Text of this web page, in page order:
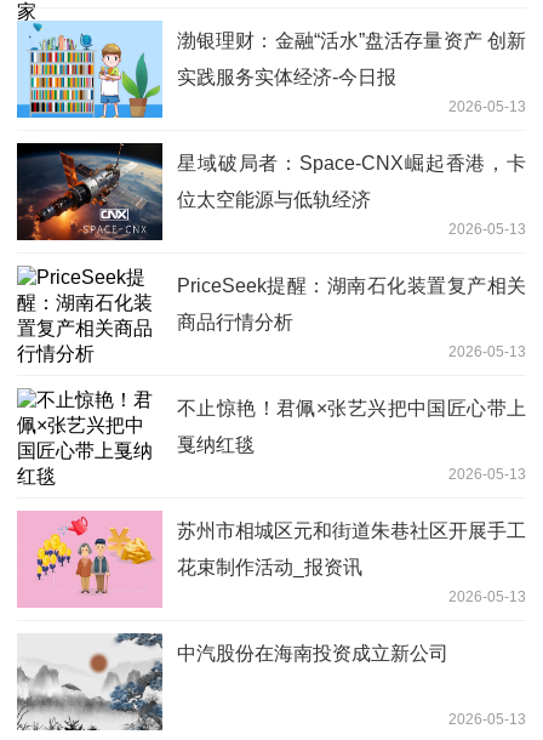
渤银理财：金融“活水”盘活存量资产 创新
实践服务实体经济-今日报
2026-05-13
星域破局者：Space-CNX崛起香港，卡
位太空能源与低轨经济
2026-05-13
PriceSeek提醒：湖南石化装置复产相关
商品行情分析
2026-05-13
不止惊艳！君佩×张艺兴把中国匠心带上
戛纳红毯
2026-05-13
苏州市相城区元和街道朱巷社区开展手工
花束制作活动_报资讯
2026-05-13
中汽股份在海南投资成立新公司
2026-05-13